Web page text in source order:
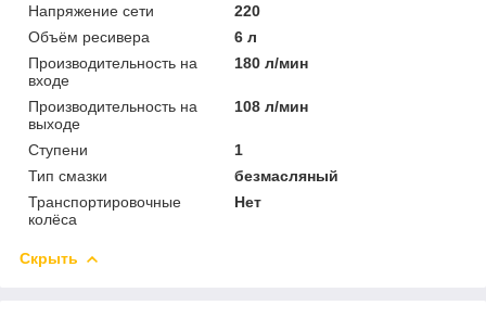
Напряжение сети
220
Объём ресивера
6 л
Производительность на
входе
180 л/мин
Производительность на
выходе
108 л/мин
Ступени
1
Тип смазки
безмасляный
Транспортировочные
колёса
Нет
Скрыть